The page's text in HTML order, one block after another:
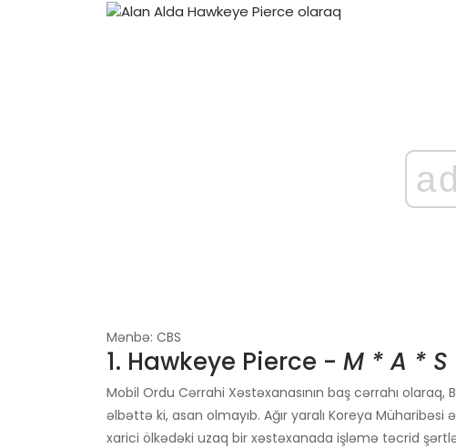
ad
Mənbə: CBS
1. Hawkeye Pierce - M * A * S
Mobil Ordu Cərrahi Xəstəxanasının baş cərrahı olaraq,
əlbəttə ki, asan olmayıb. Ağır yaralı Koreya
xarici ölkədəki uzaq bir xəstəxanada işləmə təcrid